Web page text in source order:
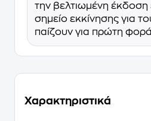
την βελτιωμένη έκδοση
σημείο εκκίνησης για
παίζουν για πρώτη
Χαρακτηριστικά